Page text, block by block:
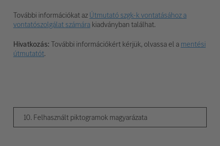
További információkat azÚtmutató szgk-k vontatásához a
vontatószolgálat számárakiadványban találhat.
Hivatkozás:További információkért kérjük, olvassa el amentési
útmutatót.
10. Felhasznált piktogramok magyarázata